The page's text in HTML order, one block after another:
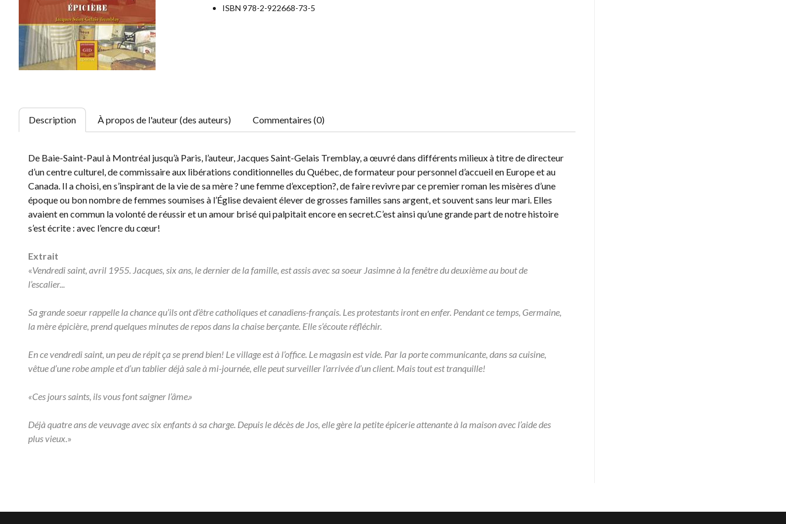
ISBN 978-2-922668-73-5
Description À propos de l'auteur (des auteurs) Commentaires (0)
De Baie-Saint-Paul à Montréal jusqu’à Paris, l’auteur, Jacques Saint-Gelais Tremblay, a œuvré dans différents milieux à titre de directeur
d’un centre culturel, de commissaire aux libérations conditionnelles du Québec, de formateur pour personnel d’accueil en Europe et au
Canada. Il a choisi, en s’inspirant de la vie de sa mère ? une femme d’exception?, de faire revivre par ce premier roman les misères d’une
époque ou bon nombre de femmes soumises à l’Église devaient élever de grosses familles sans argent, et souvent sans leur mari. Elles
avaient en commun la volonté de réussir et un amour brisé qui palpitait encore en secret.C’est ainsi qu’une grande part de notre histoire
s’est écrite : avec l’encre du cœur!
Extrait
«Vendredi saint, avril 1955. Jacques, six ans, le dernier de la famille, est assis avec sa soeur Jasimne à la fenêtre du deuxième au bout de
l’escalier...
Sa grande soeur rappelle la chance qu’ils ont d’être catholiques et canadiens-français. Les protestants iront en enfer. Pendant ce temps, Germaine,
la mère épicière, prend quelques minutes de repos dans la chaise berçante. Elle s’écoute réfléchir.
En ce vendredi saint, un peu de répit ça se prend bien! Le village est à l’office. Le magasin est vide. Par la porte communicante, dans sa cuisine,
vêtue d’une robe ample et d’un tablier déjà sale à mi-journée, elle peut surveiller l’arrivée d’un client. Mais tout est tranquille!
«Ces jours saints, ils vous font saigner l’âme.»
Déjà quatre ans de veuvage avec six enfants à sa charge. Depuis le décès de Jos, elle gère la petite épicerie attenante à la maison avec l’aide des
plus vieux.»